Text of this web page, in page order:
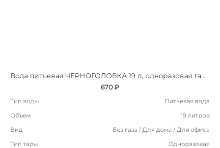
Вода питьевая ЧЕРНОГОЛОВКА 19 л, одноразовая тара
670 ₽
Тип воды
Питьевая вода
Объем
19 литров
Вид
Без газа / Для дома / Для офиса
Тип тары
Одноразовая